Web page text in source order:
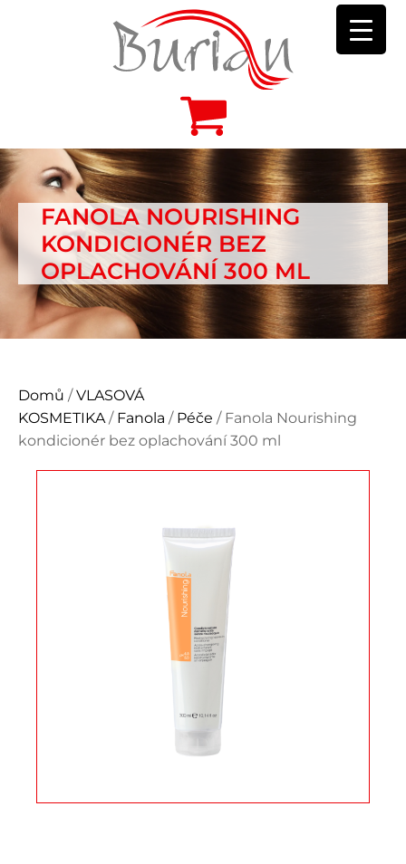
FANOLA NOURISHING
KONDICIONÉR BEZ
OPLACHOVÁNÍ 300 ML
Domů /VLASOVÁ
KOSMETIKA / Fanola / Péče / Fanola Nourishing
kondicionér bez oplachování 300 ml